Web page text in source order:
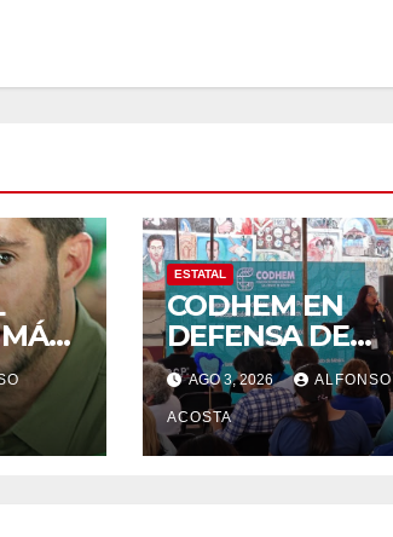
ESTATAL
CODHEM EN
DEFENSA DE
DERECHOS
HUMANOS
AGO 3, 2026 ALFONSO
ACOSTA